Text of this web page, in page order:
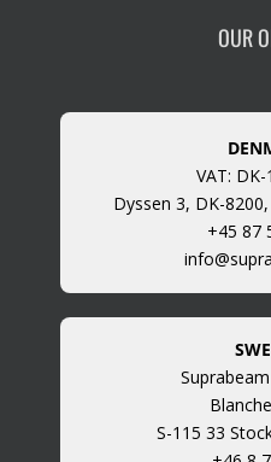
OUR
VAT:
Dyssen 3, DK-
+45 87
S-115 33